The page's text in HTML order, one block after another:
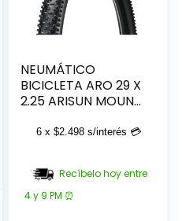
NEUMÁTICO
BICICLETA ARO 29 X
2.25 ARISUN MOUNT
6 x$2.498 s/interés 💳
Recíbelo hoy entre
4 y 9 PM ⏰